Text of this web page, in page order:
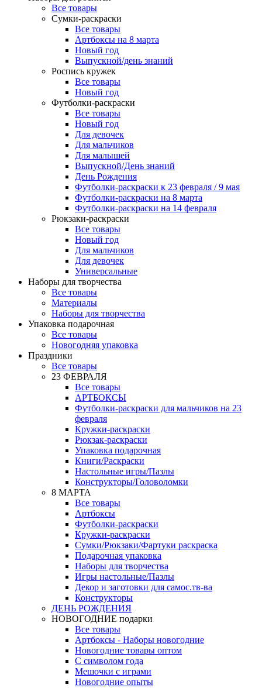
Все товары
Сумки-раскраски
Все товары
Артбоксы на 8 марта
Новый год
Выпускной/день знаний
Роспись кружек
Все товары
Новый год
Футболки-раскраски
Все товары
Новый год
Для девочек
Для мальчиков
Для малышей
Выпускной/День знаний
День Рождения
Футболки-раскраски к 23 февраля / 9 мая
Футболки-раскраски на 8 марта
Футболки-раскраски на 14 февраля
Рюкзаки-раскраски
Все товары
Новый год
Для мальчиков
Для девочек
Универсальные
Наборы для творчества
Все товары
Материалы
Наборы для творчества
Упаковка подарочная
Все товары
Новогодняя упаковка
Праздники
Все товары
23 ФЕВРАЛЯ
Все товары
АРТБОКСЫ
Футболки-раскраски для мальчиков на 23
февраля
Кружки-раскраски
Рюкзак-раскраски
Упаковка подарочная
Книги/Раскраски
Настольные игры/Пазлы
Конструкторы/Головоломки
8 МАРТА
Все товары
Артбоксы
Футболки-раскраски
Кружки-раскраски
Сумки/Рюкзаки/Фартуки раскраска
Подарочная упаковка
Наборы для творчества
Игры настольные/Пазлы
Декор и заготовки для самос.тв-ва
Конструкторы
ДЕНЬ РОЖДЕНИЯ
НОВОГОДНИЕ подарки
Все товары
Артбоксы - Наборы новогодние
Новогодние товары оптом
С символом года
Мешочки с играми
Новогодние опыты